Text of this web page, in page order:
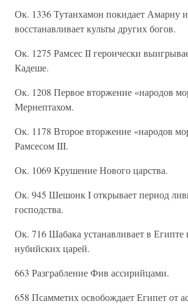
Ок. 1336 Тутанхамон покидает Амарну и
восстанавливает культы других богов.
Ок. 1275 Рамсес II героически
Кадеше.
Ок. 1208 Первое вторжение «народов
Мернептахом.
Ок. 1178 Второе вторжение «народов
Рамсесом III.
Ок. 1069 Крушение Нового царства.
Ок. 945 Шешонк I открывает период
господства.
Ок. 716 Шабака устанавливает в Египте
нубийских царей.
663 Разграбление Фив ассирийцами.
658 Псамметих освобождает Египет от